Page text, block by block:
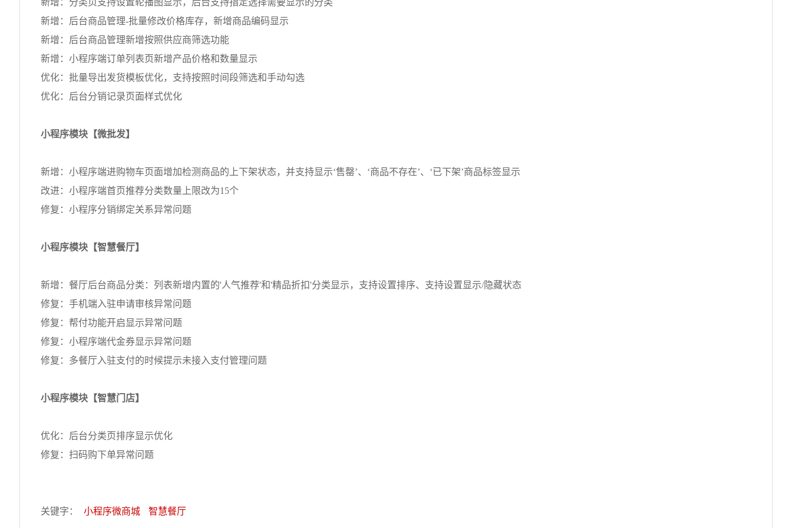
新增：分类页支持设置轮播图显示，后台支持指定选择需要显示的分类
新增：后台商品管理-批量修改价格库存，新增商品编码显示
新增：后台商品管理新增按照供应商筛选功能
新增：小程序端订单列表页新增产品价格和数量显示
优化：批量导出发货模板优化，支持按照时间段筛选和手动勾选
优化：后台分销记录页面样式优化
小程序模块【微批发】
新增：小程序端进购物车页面增加检测商品的上下架状态，并支持显示‘售罄’、‘商品不存在’、‘已下架’商品标签显示
改进：小程序端首页推荐分类数量上限改为15个
修复：小程序分销绑定关系异常问题
小程序模块【智慧餐厅】
新增：餐厅后台商品分类：列表新增内置的'人气推荐'和'精品折扣'分类显示，支持设置排序、支持设置显示/隐藏状态
修复：手机端入驻申请审核异常问题
修复：帮付功能开启显示异常问题
修复：小程序端代金券显示异常问题
修复：多餐厅入驻支付的时候提示未接入支付管理问题
小程序模块【智慧门店】
优化：后台分类页排序显示优化
修复：扫码购下单异常问题
关键字： 小程序微商城 智慧餐厅